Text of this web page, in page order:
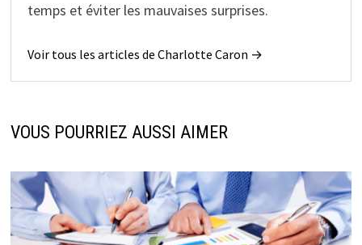
temps et éviter les mauvaises surprises.
Voir tous les articles de Charlotte Caron →
VOUS POURRIEZ AUSSI AIMER